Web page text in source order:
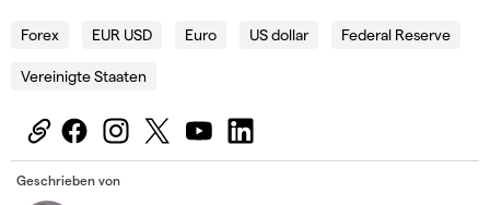
Forex EUR USD Euro US dollar Federal Reserve
Vereinigte Staaten
Geschrieben von